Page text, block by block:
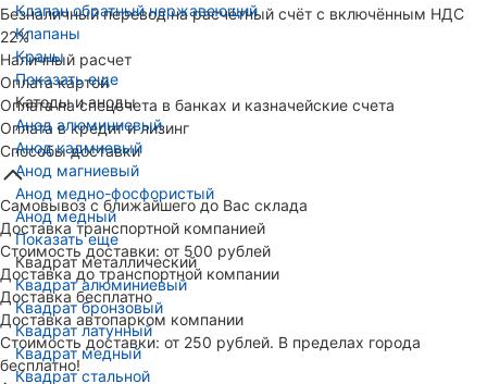
Клапан обратный нержавеющий
Клапаны
Краны
Показать еще
Катоды и аноды
Анод алюминиевый
Анод кадмиевый
Анод магниевый
Анод медно-фосфористый
Анод медный
Показать еще
Квадрат металлический
Квадрат алюминиевый
Квадрат бронзовый
Квадрат латунный
Квадрат медный
Квадрат стальной
Безналичный перевод на расчётный счёт с включённым НДС
22%
Наличный расчет
Оплата картой
Оплата на спецсчета в банках и казначейские счета
Оплата в кредит и лизинг
Способы доставки
Самовывоз с ближайшего до Вас склада
Доставка транспортной компанией
Стоимость доставки: от 500 рублей
Доставка до транспортной компании
Доставка бесплатно
Доставка автопарком компании
Стоимость доставки: от 250 рублей. В пределах города
бесплатно!